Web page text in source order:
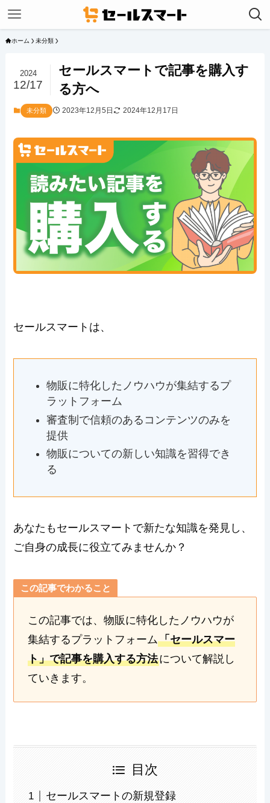
ホーム 未分類
セールスマートで記事を購入す
る方へ
2024
12/17
未分類 2023年12月5日 2024年12月17日
セールスマートは、
物販に特化したノウハウが集結するプ
ラットフォーム
審査制で信頼のあるコンテンツのみを
提供
物販についての新しい知識を習得でき
る
あなたもセールスマートで新たな知識を発見し、
ご自身の成長に役立てみませんか？
この記事でわかること
この記事では、物販に特化したノウハウが
集結するプラットフォーム「セールスマー
ト」で記事を購入する方法について解説し
ていきます。
目次
セールスマートの新規登録